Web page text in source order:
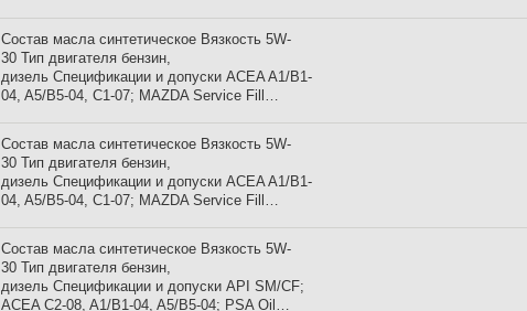
Состав масла синтетическое Вязкость 5W-
30 Тип двигателя бензин,
дизель Спецификации и допуски ACEA A1/B1-
04, A5/B5-04, C1-07; MAZDA Service Fill…
Состав масла синтетическое Вязкость 5W-
30 Тип двигателя бензин,
дизель Спецификации и допуски ACEA A1/B1-
04, A5/B5-04, C1-07; MAZDA Service Fill…
Состав масла синтетическое Вязкость 5W-
30 Тип двигателя бензин,
дизель Спецификации и допуски API SM/CF;
ACEA C2-08, A1/B1-04, A5/B5-04; PSA Oil…